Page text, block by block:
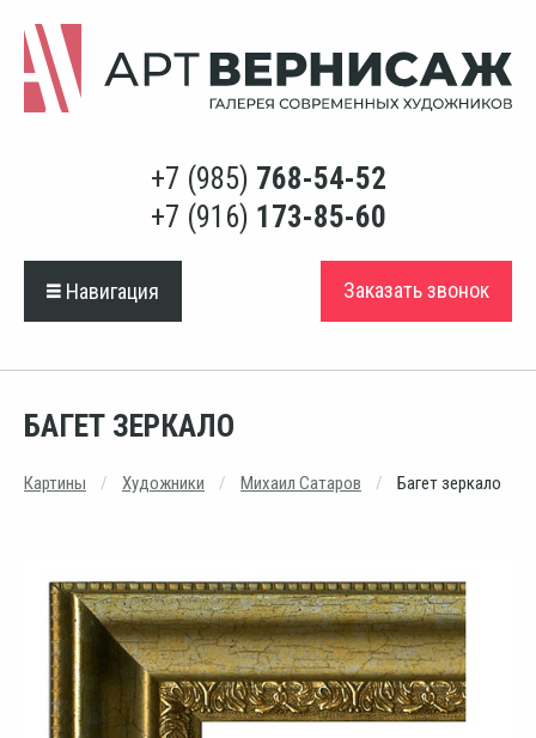
+7 (985) 768-54-52
+7 (916) 173-85-60
Навигация Заказать звонок
БАГЕТ ЗЕРКАЛО
Картины Художники Михаил Сатаров Багет зеркало